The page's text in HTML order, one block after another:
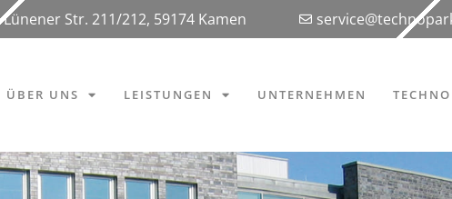
Lünener Str. 211/212, 59174 Kamen
ÜBER UNS LEISTUNGEN UNTERNEHMEN